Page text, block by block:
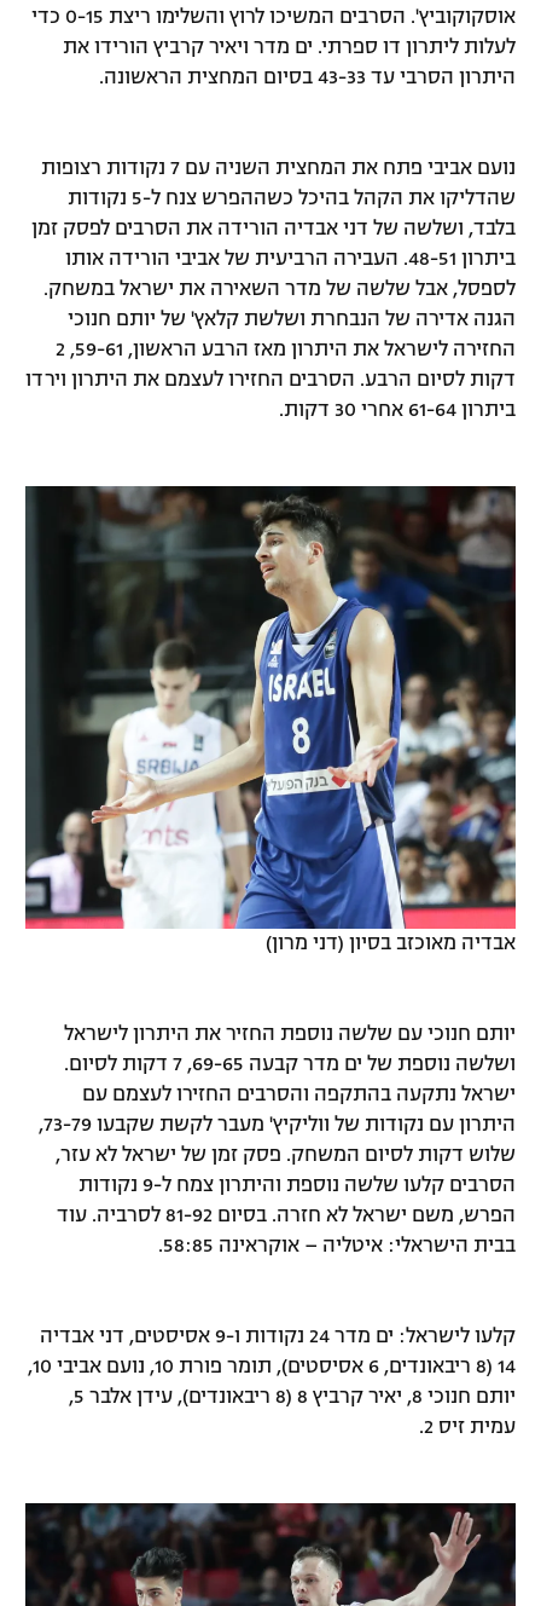
רשיון להקרנה פומבית לבית עסק
הצטרפות לחבילת הערוצים
תגיות
המגזין
אוסקוקוביץ'. הסרבים המשיכו לרוץ והשלימו ריצת 0-15 כדי
לעלות ליתרון דו ספרתי. ים מדר ויאיר קרביץ הורידו את
היתרון הסרבי עד 43-33 בסיום המחצית הראשונה.
נועם אביבי פתח את המחצית השניה עם 7 נקודות רצופות
שהדליקו את הקהל בהיכל כשההפרש צנח ל-5 נקודות
בלבד, ושלשה של דני אבדיה הורידה את הסרבים לפסק זמן
ביתרון 48-51. העבירה הרביעית של אביבי הורידה אותו
לספסל, אבל שלשה של מדר השאירה את ישראל במשחק.
הגנה אדירה של הנבחרת ושלשת קלאץ' של יותם חנוכי
החזירה לישראל את היתרון מאז הרבע הראשון, 59-61, 2
דקות לסיום הרבע. הסרבים החזירו לעצמם את היתרון וירדו
ביתרון 61-64 אחרי 30 דקות.
אבדיה מאוכזב בסיון (דני מרון)
יותם חנוכי עם שלשה נוספת החזיר את היתרון לישראל
ושלשה נוספת של ים מדר קבעה 69-65, 7 דקות לסיום.
ישראל נתקעה בהתקפה והסרבים החזירו לעצמם עם
היתרון עם נקודות של ווליקיץ' מעבר לקשת שקבעו 73-79,
שלוש דקות לסיום המשחק. פסק זמן של ישראל לא עזר,
הסרבים קלעו שלשה נוספת והיתרון צמח ל-9 נקודות
הפרש, משם ישראל לא חזרה. בסיום 81-92 לסרביה. עוד
בבית הישראלי: איטליה – אוקראינה 58:85.
קלעו לישראל: ים מדר 24 נקודות ו-9 אסיסטים, דני אבדיה
14 (8 ריבאונדים, 6 אסיסטים), תומר פורת 10, נועם אביבי 10,
יותם חנוכי 8, יאיר קרביץ 8 (8 ריבאונדים), עידן אלבר 5,
עמית זיס 2.